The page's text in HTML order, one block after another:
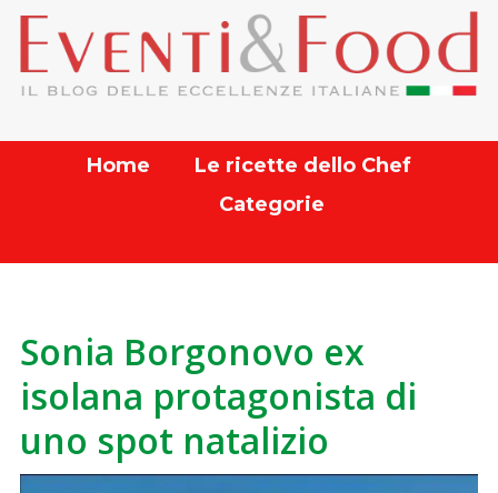
Home
Le ricette dello Chef
Categorie
Sonia Borgonovo ex
isolana protagonista di
uno spot natalizio